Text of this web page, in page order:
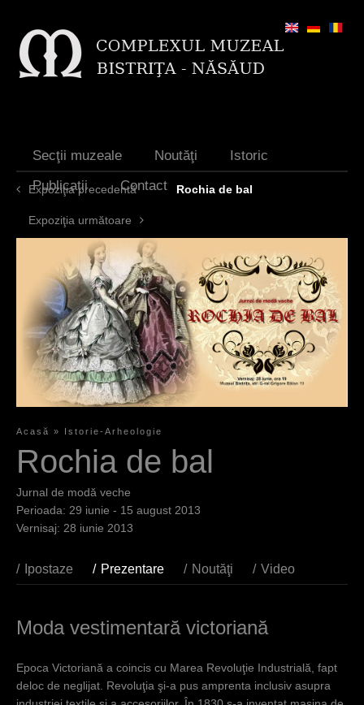
Secţii muzeale Noutăţi
Istoric
Publicaţii
Contact
Expoziţia precedentă Rochia de bal
Expoziţia următoare
E
t
i
a
i
c
Acasă » Istorie-Arheologie
Rochia de bal
Jurnal de modă veche
29 iunie - 15 august 2013
28 iunie 2013
Ipostaze Prezentare (tab activ)
Noutăţi Video
Moda vestimentară victoriană
Epoca Victoriană a coincis cu Marea Revoluţie Industrială, fapt
deloc de neglijat. Revoluţia şi-a pus amprenta inclusiv asupra